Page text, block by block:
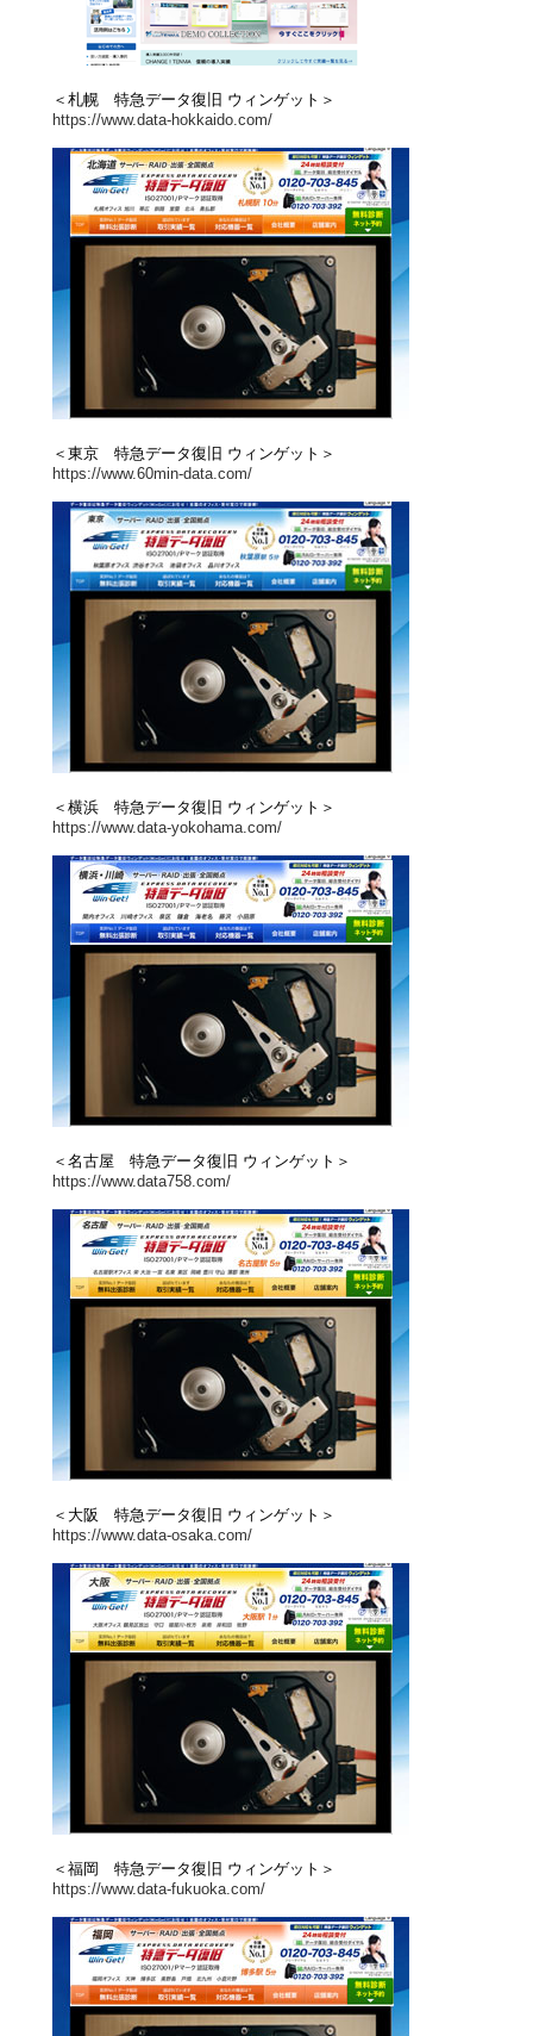
＜札幌 特急データ復旧 ウィンゲット＞
https://www.data-hokkaido.com/
＜東京 特急データ復旧 ウィンゲット＞
https://www.60min-data.com/
＜横浜 特急データ復旧 ウィンゲット＞
https://www.data-yokohama.com/
＜名古屋 特急データ復旧 ウィンゲット＞
https://www.data758.com/
＜大阪 特急データ復旧 ウィンゲット＞
https://www.data-osaka.com/
＜福岡 特急データ復旧 ウィンゲット＞
https://www.data-fukuoka.com/